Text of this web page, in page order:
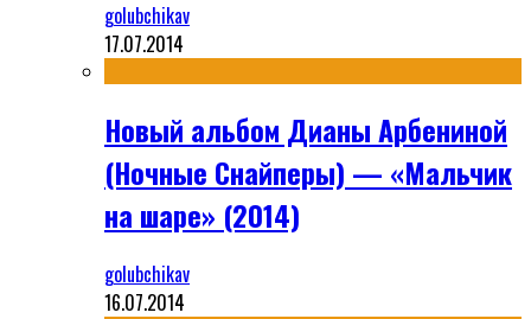
golubchikav
17.07.2014
Новый альбом Дианы Арбениной
(Ночные Снайперы) — «Мальчик
на шаре» (2014)
golubchikav
16.07.2014